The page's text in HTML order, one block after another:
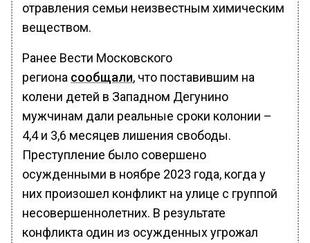
отравления семьи неизвестным химическим
веществом.
Ранее Вести Московского
региона сообщали, что поставившим на
колени детей в Западном Дегунино
мужчинам дали реальные сроки колонии –
4,4 и 3,6 месяцев лишения свободы.
Преступление было совершено
осужденными в ноябре 2023 года, когда у
них произошел конфликт на улице с группой
несовершеннолетних. В результате
конфликта один из осужденных угрожал